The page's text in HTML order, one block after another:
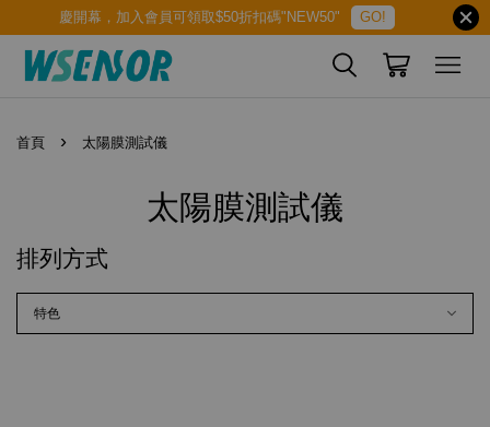
慶開幕，加入會員可領取$50折扣碼"NEW50" GO!
首頁 › 太陽膜測試儀
太陽膜測試儀
排列方式